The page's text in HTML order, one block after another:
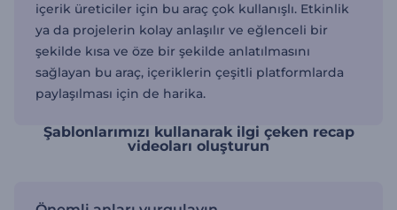
içerik üreticiler için bu araç çok kullanışlı. Etkinlik
ya da projelerin kolay anlaşılır ve eğlenceli bir
şekilde kısa ve öze bir şekilde anlatılmasını
sağlayan bu araç, içeriklerin çeşitli platformlarda
paylaşılması için de harika.
Şablonlarımızı kullanarak ilgi çeken recap
videoları oluşturun